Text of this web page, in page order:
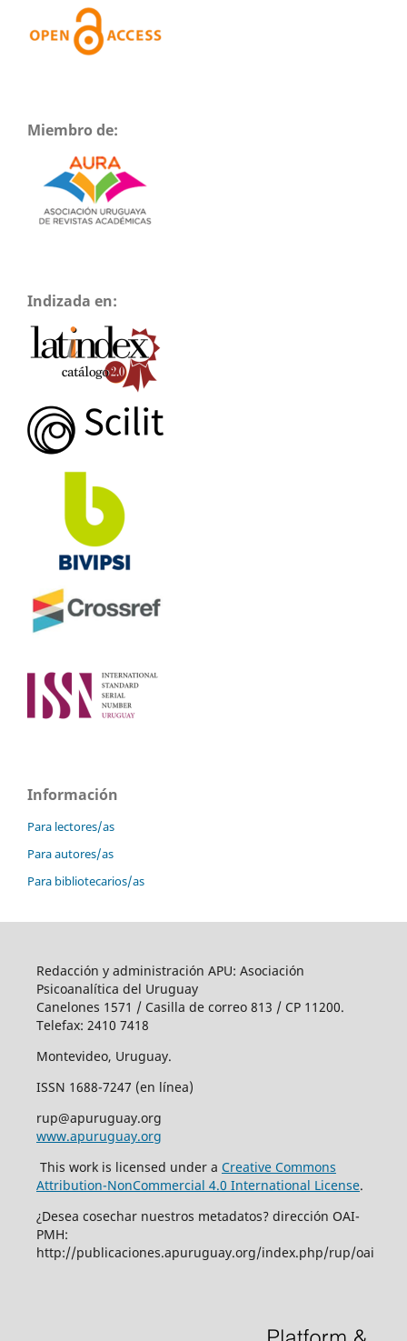
Miembro de:
Indizada en:
Información
Para lectores/as
Para autores/as
Para bibliotecarios/as
Redacción y administración APU: Asociación
Psicoanalítica del Uruguay
Canelones 1571 / Casilla de correo 813 / CP 11200.
Telefax: 2410 7418
Montevideo, Uruguay.
ISSN 1688-7247 (en línea)
rup@apuruguay.org
www.apuruguay.org
This work is licensed under a Creative Commons
Attribution-NonCommercial 4.0 International License.
¿Desea cosechar nuestros metadatos? dirección OAI-
PMH:
http://publicaciones.apuruguay.org/index.php/rup/oai